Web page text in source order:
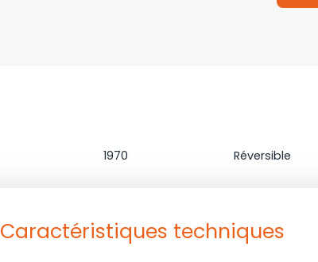
1970
Réversible
Caractéristiques techniques